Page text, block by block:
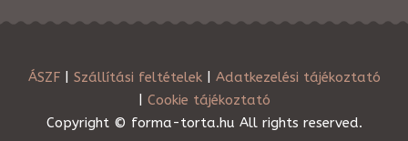
ÁSZF| Szállítási feltételek| Adatkezelési tájékoztató
Cookie tájékoztató
Copyright © forma-torta.hu All rights reserved.